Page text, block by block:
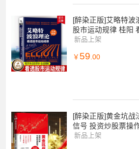
[醉染正版]艾略特波
股市运动规律 桂阳
天学点投资学 从零
新品上架
￥ 59.00
[醉染正版]黄金坑战
信号 投资炒股票操
险控制 散户炒股投
新品上架